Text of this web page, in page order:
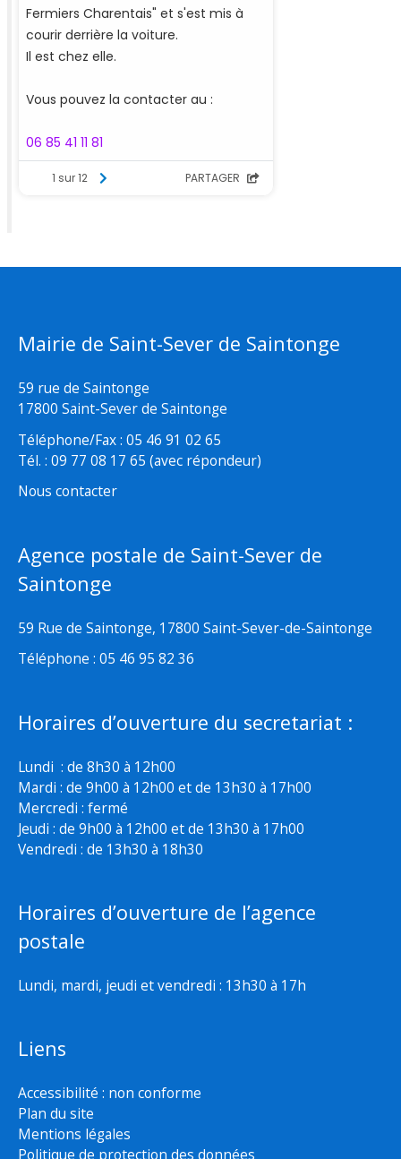
Mairie de Saint-Sever de Saintonge
59 rue de Saintonge
17800 Saint-Sever de Saintonge
Téléphone/Fax : 05 46 91 02 65
Tél. : 09 77 08 17 65 (avec répondeur)
Nous contacter
Agence postale de Saint-Sever de
Saintonge
59 Rue de Saintonge, 17800 Saint-Sever-de-Saintonge
Téléphone : 05 46 95 82 36
Horaires d’ouverture du secretariat :
Lundi : de 8h30 à 12h00
Mardi : de 9h00 à 12h00 et de 13h30 à 17h00
Mercredi : fermé
Jeudi : de 9h00 à 12h00 et de 13h30 à 17h00
Vendredi : de 13h30 à 18h30
Horaires d’ouverture de l’agence
postale
Lundi, mardi, jeudi et vendredi : 13h30 à 17h
Liens
Accessibilité : non conforme
Plan du site
Mentions légales
Politique de protection des données